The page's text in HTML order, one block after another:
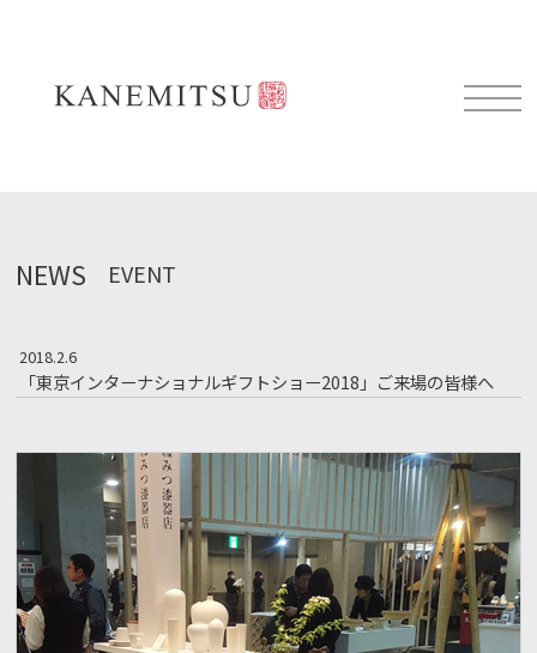
NEWS EVENT
2018.2.6
「東京インターナショナルギフトショー2018」ご来場の皆様へ